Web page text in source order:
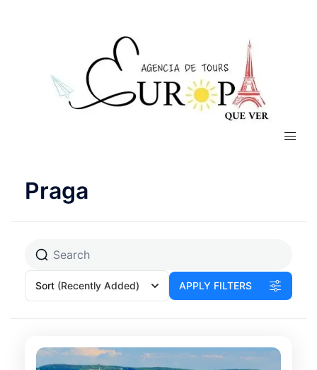
Praga
Sort (Recently Added) APPLY FILTERS